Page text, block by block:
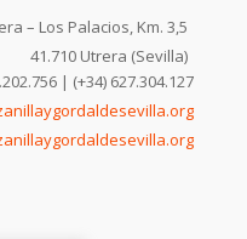
– Los Palacios, Km. 3,5
41.710 Utrera (Sevilla)
| (+34) 627.304.127